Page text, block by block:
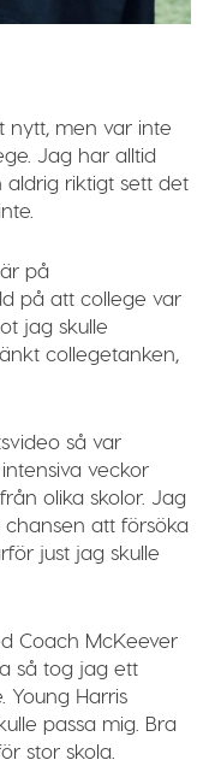
nytt, men var inte
Jag har alltid
riktigt sett det
på
på att college var
jag skulle
collegetanken,
så var
veckor
olika skolor. Jag
att försöka
just jag skulle
Coach McKeever
så tog jag ett
Young Harris
passa mig. Bra
stor skola.